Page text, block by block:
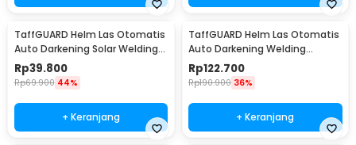
TaffGUARD Helm Las Otomatis
Auto Darkening Solar Welding
Helmet - HJ19
Rp39.800
Rp69.900 44%
+ Keranjang
TaffGUARD Helm Las Otomatis
Auto Darkening Welding
Helmet - HW10
Rp122.700
Rp190.900 36%
+ Keranjang